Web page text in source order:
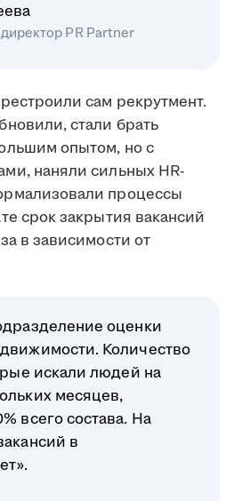
PR Partner
сам рекрутмент.
стали брать
опытом, но с
наняли сильных HR-
процессы
срок закрытия вакансий
в зависимости от
оценки
Количество
искали людей на
месяцев,
всего состава. На
в